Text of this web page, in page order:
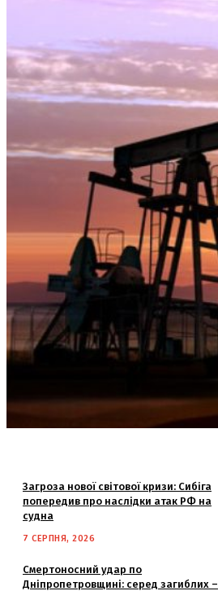
Загроза нової світової кризи: Сибіга
попередив про наслідки атак РФ на
судна
7 СЕРПНЯ, 2026
Смертоносний удар по
Дніпропетровщині: серед загиблих –